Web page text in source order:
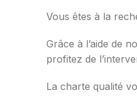
Vous êtes à la
Grâce à l’aide de
profitez de
La charte qualité